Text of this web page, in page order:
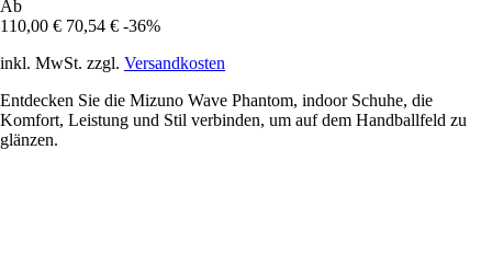
Ab
110,00 € 70,54 € -36%
inkl. MwSt. zzgl. Versandkosten
Entdecken Sie die Mizuno Wave Phantom, indoor Schuhe, die
Komfort, Leistung und Stil verbinden, um auf dem Handballfeld zu
glänzen.